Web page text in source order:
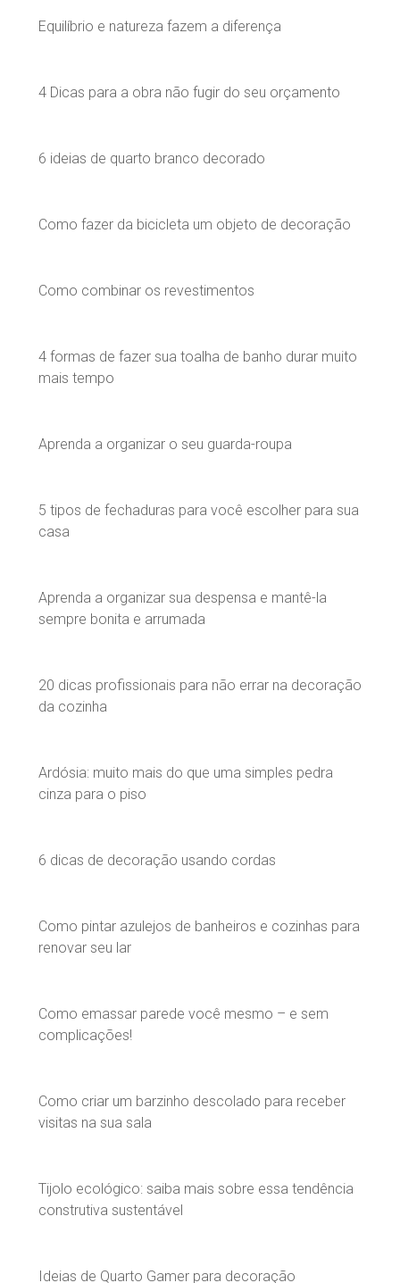
Equilíbrio e natureza fazem a diferença
4 Dicas para a obra não fugir do seu orçamento
6 ideias de quarto branco decorado
Como fazer da bicicleta um objeto de decoração
Como combinar os revestimentos
4 formas de fazer sua toalha de banho durar muito
mais tempo
Aprenda a organizar o seu guarda-roupa
5 tipos de fechaduras para você escolher para sua
casa
Aprenda a organizar sua despensa e mantê-la
sempre bonita e arrumada
20 dicas profissionais para não errar na decoração
da cozinha
Ardósia: muito mais do que uma simples pedra
cinza para o piso
6 dicas de decoração usando cordas
Como pintar azulejos de banheiros e cozinhas para
renovar seu lar
Como emassar parede você mesmo – e sem
complicações!
Como criar um barzinho descolado para receber
visitas na sua sala
Tijolo ecológico: saiba mais sobre essa tendência
construtiva sustentável
Ideias de Quarto Gamer para decoração